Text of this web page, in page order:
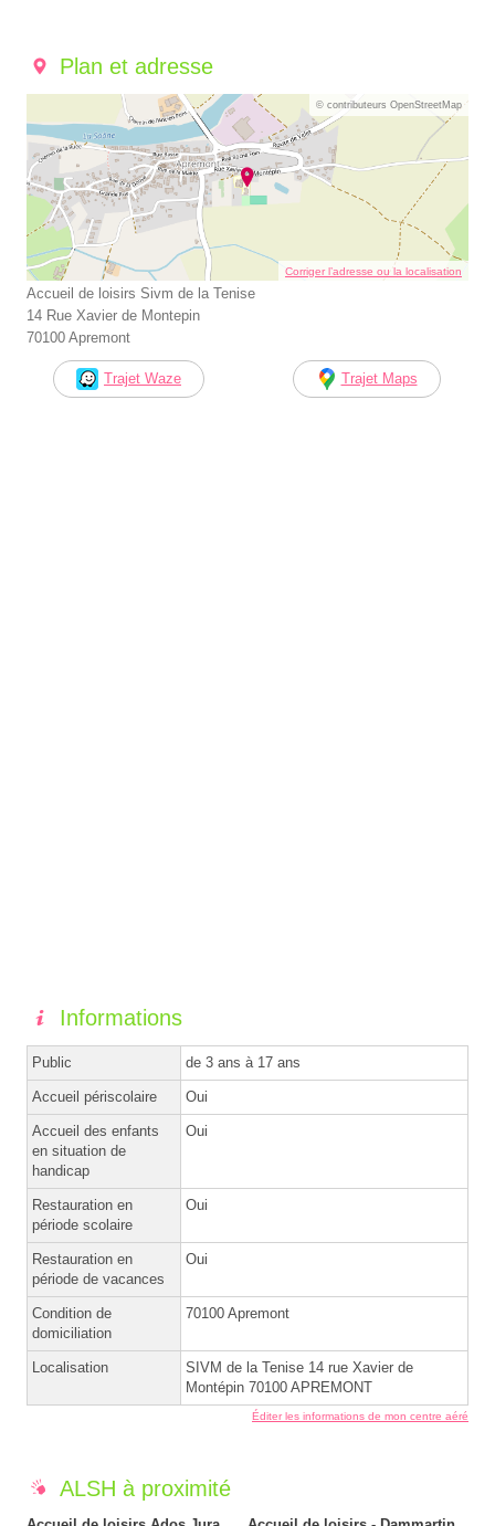
Plan et adresse
© contributeurs OpenStreetMap
Corriger l’adresse ou la localisation
Accueil de loisirs Sivm de la Tenise
14 Rue Xavier de Montepin
70100 Apremont
Trajet Waze Trajet Maps
Informations
Public de 3 ans à 17 ans
Accueil périscolaire Oui
Accueil des enfants
en situation de
handicap
Oui
Restauration en
période scolaire
Oui
Restauration en
période de vacances
Oui
Condition de
domiciliation
70100 Apremont
Localisation
SIVM de la Tenise 14 rue Xavier de
Montépin 70100 APREMONT
Éditer les informations de mon centre aéré
ALSH à proximité